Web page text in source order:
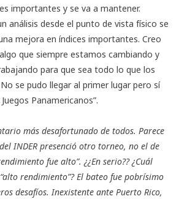
importantes y se va a mantener.
análisis desde el punto de vista físico se
mejora en índices importantes. Creo
que siempre estamos cambiando y
para que sea todo lo que los
se pudo llegar al primer lugar pero sí
Panamericanos”.
más desafortunado de todos. Parece
INDER presenció otro torneo, no el de
fue alto”. ¿¿En serio?? ¿Cuál
rendimiento”? El bateo fue pobrísimo
desafíos. Inexistente ante Puerto Rico,